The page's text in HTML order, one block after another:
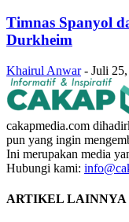
Timnas Spanyol
Durkheim
Khairul Anwar - Juli
cakapmedia.com
pun yang ingin
Ini merupakan media
Hubungi kami:
ARTIKEL LAINNYA